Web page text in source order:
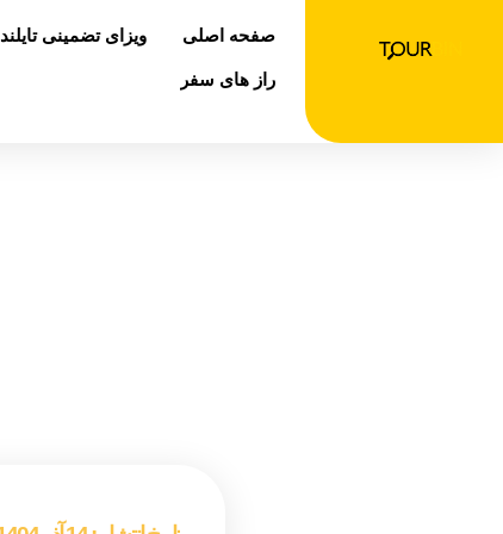
صفحه اصلی ویزای تضمینی تایلند
راز های سفر